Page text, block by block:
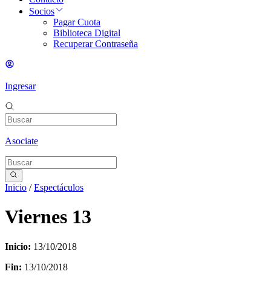
Socios
Pagar Cuota
Biblioteca Digital
Recuperar Contraseña
Ingresar
Asociate
Inicio /Espectáculos
Viernes 13
Inicio: 13/10/2018
Fin: 13/10/2018